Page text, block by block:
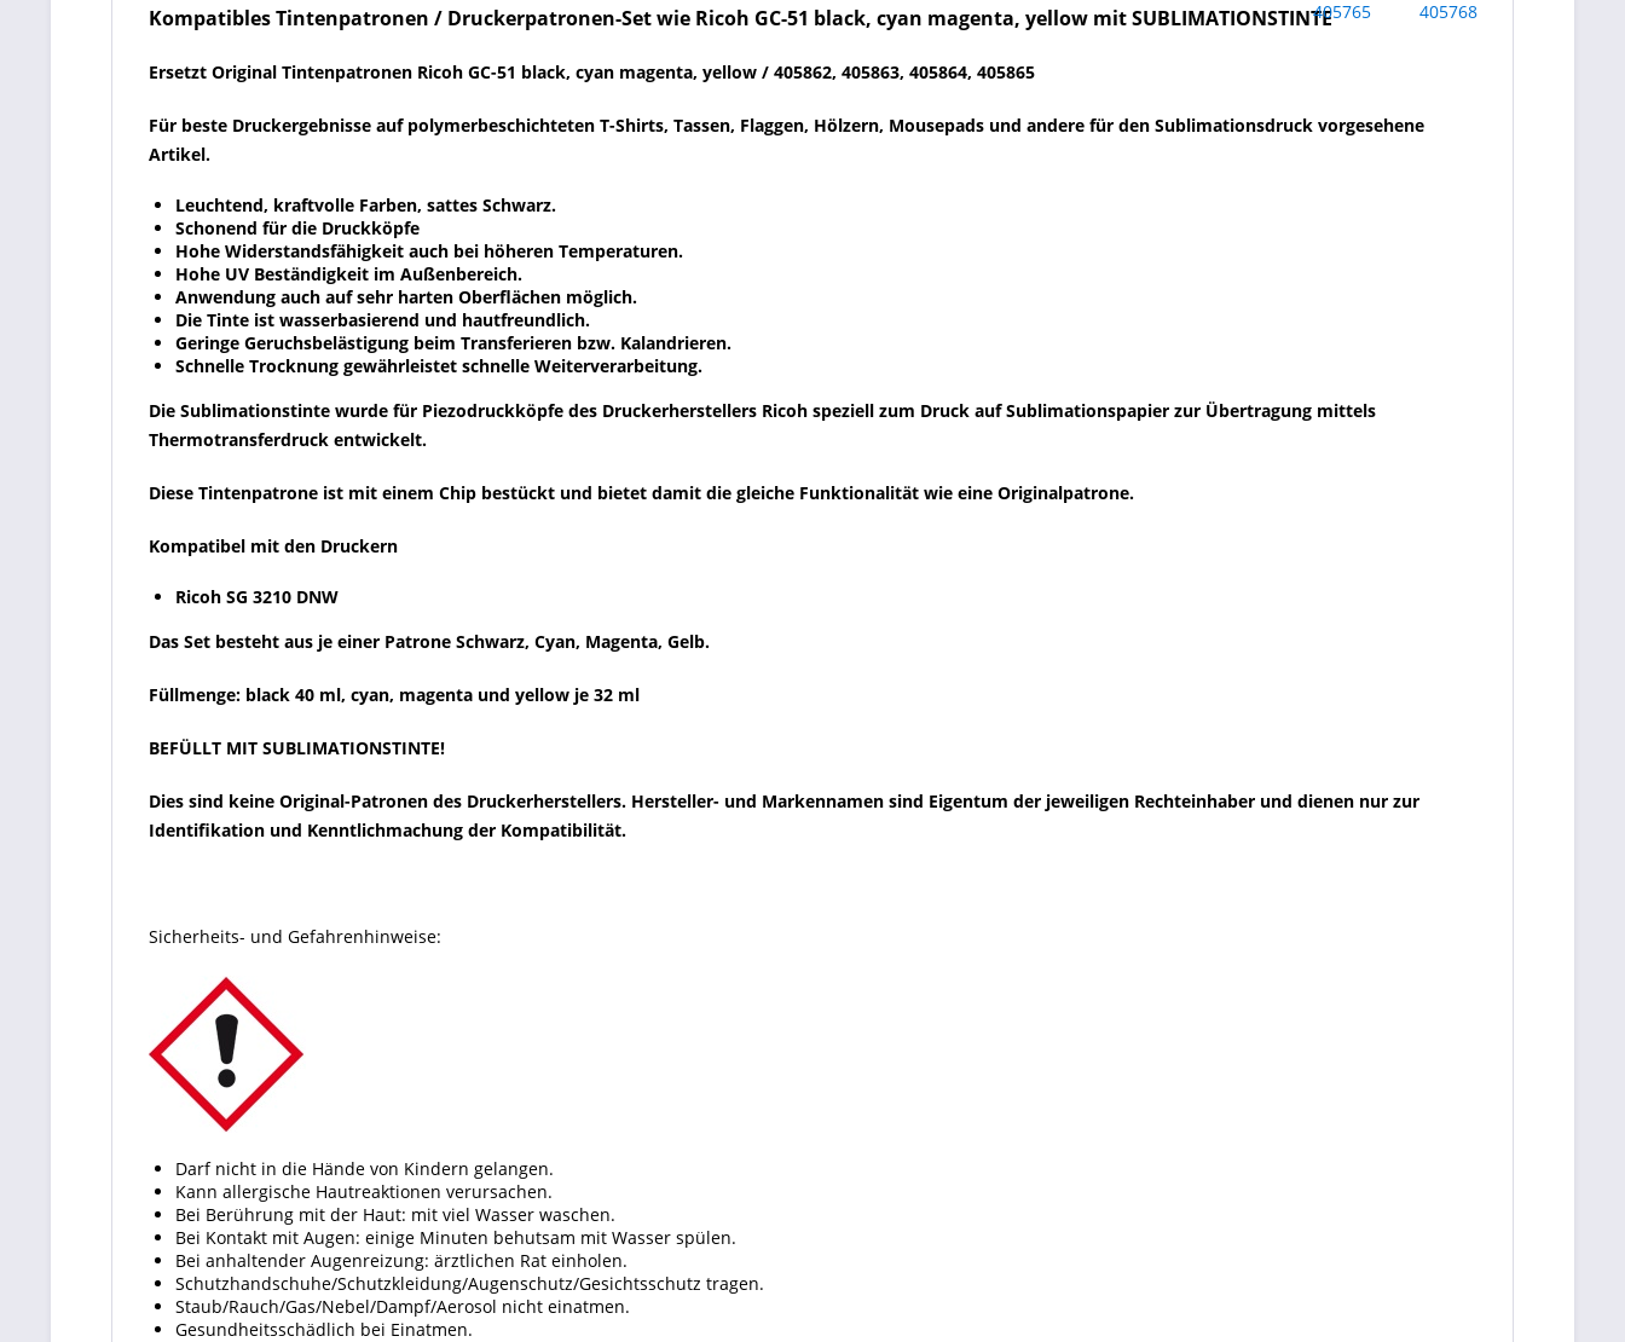
KompatiblesTintenpatronen / Druckerpatronen-Set wie Ricoh GC-51 black, cyan magenta, yellow mit SUBLIMATIONSTINTE
Ersetzt Original Tintenpatronen Ricoh GC-51 black, cyan magenta, yellow / 405862, 405863, 405864, 405865
Für beste Druckergebnisse auf polymerbeschichteten T-Shirts, Tassen, Flaggen, Hölzern, Mousepads und andere für den Sublimationsdruck vorgesehene
Artikel.
Leuchtend, kraftvolle Farben, sattes Schwarz.
Schonend für die Druckköpfe
Hohe Widerstandsfähigkeit auch bei höheren Temperaturen.
Hohe UV Beständigkeit im Außenbereich.
Anwendung auch auf sehr harten Oberflächen möglich.
Die Tinte ist wasserbasierend und hautfreundlich.
Geringe Geruchsbelästigung beim Transferieren bzw. Kalandrieren.
Schnelle Trocknung gewährleistet schnelle Weiterverarbeitung.
Die Sublimationstinte wurde für Piezodruckköpfe des Druckerherstellers Ricoh speziell zum Druck auf Sublimationspapier zur Übertragung mittels
Thermotransferdruck entwickelt.
Diese Tintenpatrone ist mit einem Chip bestückt und bietet damit die gleiche Funktionalität wie eine Originalpatrone.
Kompatibel mit den Druckern
Ricoh SG 3210 DNW
Das Set besteht aus je einer Patrone Schwarz, Cyan, Magenta, Gelb.
Füllmenge: black 40 ml, cyan, magenta und yellow je 32 ml
BEFÜLLT MIT SUBLIMATIONSTINTE!
Dies sind keine Original-Patronen des Druckerherstellers. Hersteller- und Markennamen sind Eigentum der jeweiligen Rechteinhaber und dienen nur zur
Identifikation und Kenntlichmachung der Kompatibilität.
Sicherheits- und Gefahrenhinweise:
Darf nicht in die Hände von Kindern gelangen.
Kann allergische Hautreaktionen verursachen.
Bei Berührung mit der Haut: mit viel Wasser waschen.
Bei Kontakt mit Augen: einige Minuten behutsam mit Wasser spülen.
Bei anhaltender Augenreizung: ärztlichen Rat einholen.
Schutzhandschuhe/Schutzkleidung/Augenschutz/Gesichtsschutz tragen.
Staub/Rauch/Gas/Nebel/Dampf/Aerosol nicht einatmen.
Gesundheitsschädlich bei Einatmen.